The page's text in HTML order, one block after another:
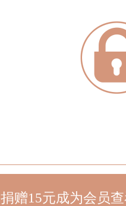
捐赠15元成为会员